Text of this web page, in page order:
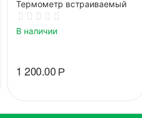
Термометр встраиваемый
В наличии
1 200.00Р